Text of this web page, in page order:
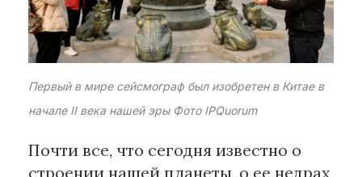
Дизайн и мода
Реклама и маркетинг
Архитектура и урбанистика
Медиа
Образование
Первый в мире сейсмограф был изобретен в Китае в
начале II века нашей эры Фото IPQuorum
Почти все, что сегодня известно о
строении нашей планеты, о ее недрах